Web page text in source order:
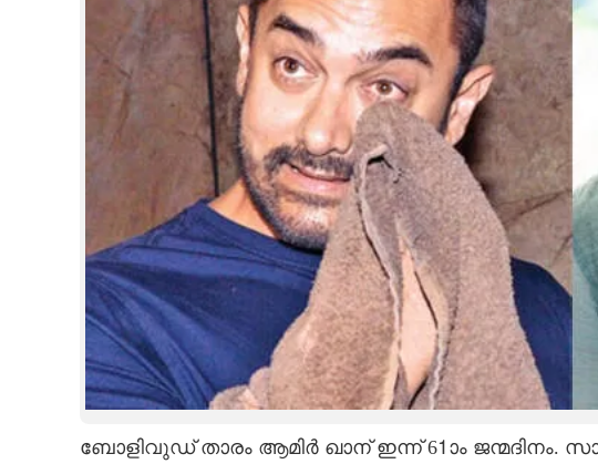
CARTOONSബോളിവുഡ് താരം ആമിർ ഖാന് ഇന്ന് 61ാം ജന്മദിനം.